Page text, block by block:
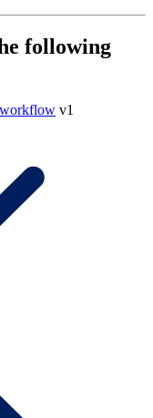
following
workflow v1